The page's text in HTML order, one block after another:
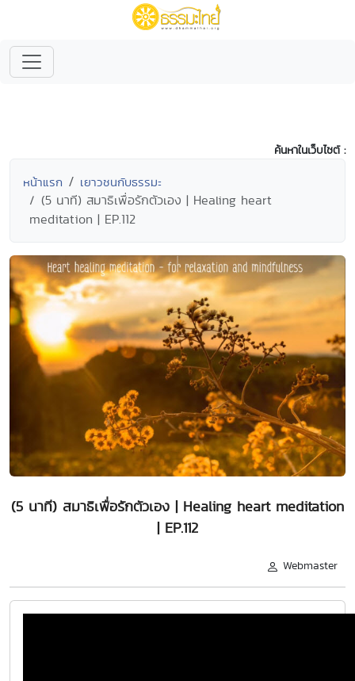
ค้นหาในเว็บไซต์ :
หน้าแรก เยาวชนกับธรรมะ
(5 นาที) สมาธิเพื่อรักตัวเอง | Healing heart
meditation | EP.112
(5 นาที) สมาธิเพื่อรักตัวเอง | Healing heart meditation
| EP.112
Webmaster